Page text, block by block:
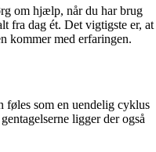
om hjælp, når du har brug
fra dag ét. Det vigtigste er, at
kommer med erfaringen.
føles som en uendelig cyklus
ligger der også